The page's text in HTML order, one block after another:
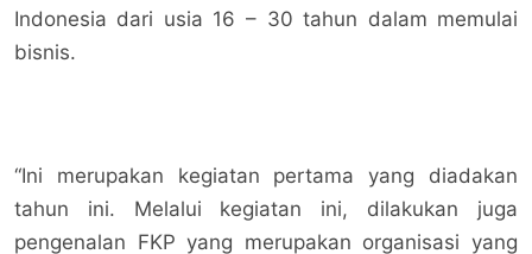
Indonesia dari usia 16 – 30 tahun dalam memulai
bisnis.
“Ini merupakan kegiatan pertama yang diadakan
tahun ini. Melalui kegiatan ini, dilakukan juga
pengenalan FKP yang merupakan organisasi yang